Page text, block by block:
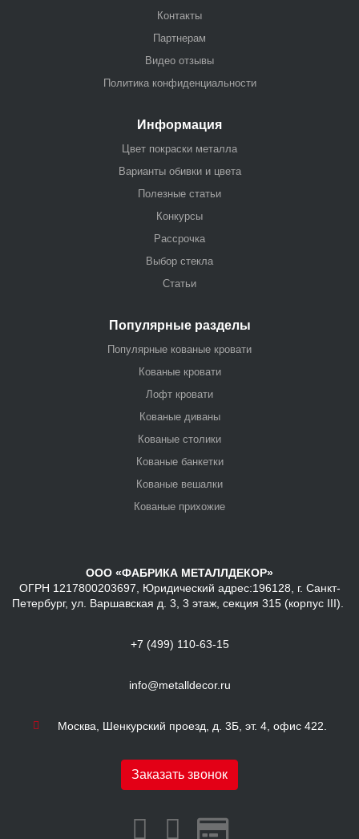
Контакты
Партнерам
Видео отзывы
Политика конфиденциальности
Информация
Цвет покраски металла
Варианты обивки и цвета
Полезные статьи
Конкурсы
Рассрочка
Выбор стекла
Статьи
Популярные разделы
Популярные кованые кровати
Кованые кровати
Лофт кровати
Кованые диваны
Кованые столики
Кованые банкетки
Кованые вешалки
Кованые прихожие
ООО «ФАБРИКА МЕТАЛЛДЕКОР»
ОГРН 1217800203697, Юридический адрес:196128, г. Санкт-
Петербург, ул. Варшавская д. 3, 3 этаж, секция 315 (корпус III).
+7 (499) 110-63-15
info@metalldecor.ru
Москва, Шенкурский проезд, д. 3Б, эт. 4, офис 422.
Заказать звонок